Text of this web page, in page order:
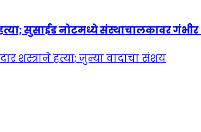
सुसाईड नोटमध्ये संस्थाचालकावर